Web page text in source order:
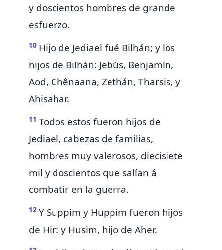
y doscientos hombres de grande
esfuerzo.
10 Hijo de Jediael fué Bilhán; y los
hijos de Bilhán: Jebús, Benjamín,
Aod, Chênaana, Zethán, Tharsis, y
Ahisahar.
11 Todos estos fueron hijos de
Jediael, cabezas de familias,
hombres muy valerosos, diecisiete
mil y doscientos que salían á
combatir en la guerra.
12 Y Suppim y Huppim fueron hijos
de Hir: y Husim, hijo de Aher.